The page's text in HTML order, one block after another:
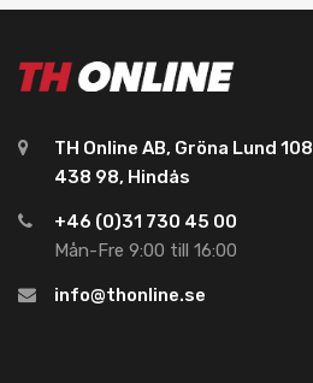
TH Online AB, Gröna Lund 108
438 98, Hindås
+46 (0)31 730 45 00
Mån-Fre 9:00 till 16:00
info@thonline.se